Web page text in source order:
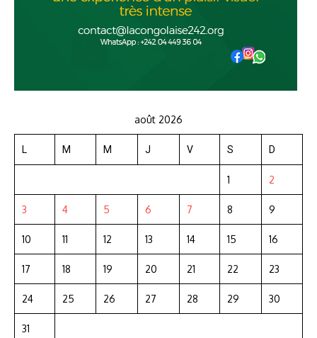
août 2026
L M M J V S D
1 2
3 4 5 6 7 8 9
10 11 12 13 14 15 16
17 18 19 20 21 22 23
24 25 26 27 28 29 30
31